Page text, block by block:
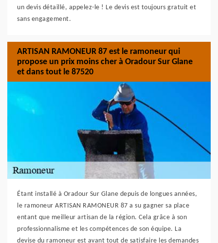
un devis détaillé, appelez-le ! Le devis est toujours gratuit et
sans engagement.
ARTISAN RAMONEUR 87 est le ramoneur qui
propose un prix moins cher à Oradour Sur Glane
et dans tout le 87520
Étant installé à Oradour Sur Glane depuis de longues années,
le ramoneur ARTISAN RAMONEUR 87 a su gagner sa place
entant que meilleur artisan de la région. Cela grâce à son
professionnalisme et les compétences de son équipe. La
devise du ramoneur est avant tout de satisfaire les demandes